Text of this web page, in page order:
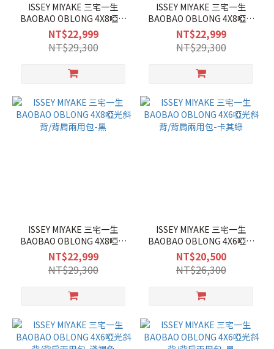
ISSEY MIYAKE 三宅一生
BAOBAO OBLONG 4X8啞光
斜背/背肩兩用包-卡其綠
NT$22,999
NT$29,300
ISSEY MIYAKE 三宅一生
BAOBAO OBLONG 4X8啞光
斜背/背肩兩用包-淺褐色
NT$22,999
NT$29,300
ISSEY MIYAKE 三宅一生
BAOBAO OBLONG 4X8啞光
斜背/背肩兩用包-黑
NT$22,999
NT$29,300
ISSEY MIYAKE 三宅一生
BAOBAO OBLONG 4X6啞光
斜背/背肩兩用包-卡其綠
NT$20,500
NT$26,300